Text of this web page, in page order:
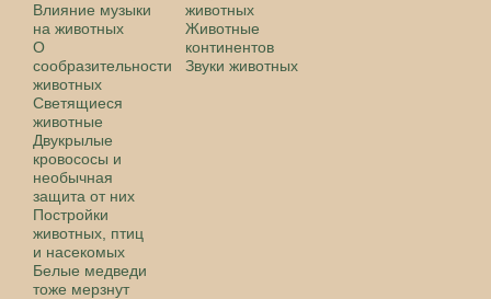
Влияние музыки
на животных
О
сообразительности
животных
Светящиеся
животные
Двукрылые
кровососы и
необычная
защита от них
Постройки
животных, птиц
и насекомых
Белые медведи
тоже мерзнут
животных
Животные
континентов
Звуки животных